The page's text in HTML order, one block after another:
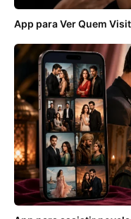
App para Ver Quem